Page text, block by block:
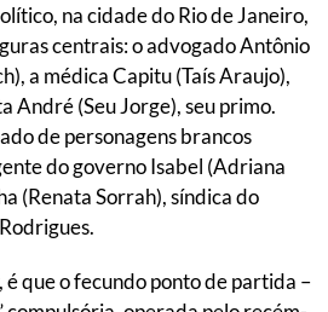
na cidade do Rio de Janeiro,
centrais: o advogado Antônio
a médica Capitu (Taís Araujo),
André (Seu Jorge), seu primo.
de personagens brancos
do governo Isabel (Adriana
(Renata Sorrah), síndica do
que o fecundo ponto de partida –